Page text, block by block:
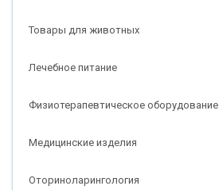
Товары для животных
Лечебное питание
Физиотерапевтическое оборудование
Медицинские изделия
Оториноларингология